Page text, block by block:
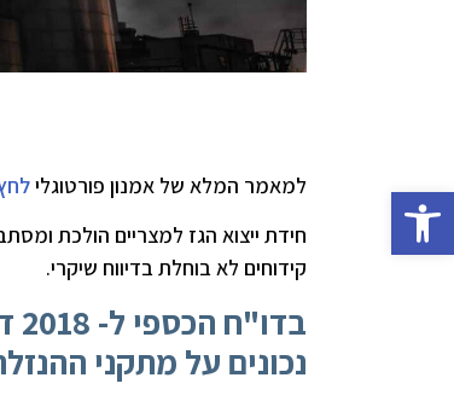
פתח סרגל נגישותלמאמר המלא של אמנון פורטוגלי
חידת ייצוא הגז למצריים הולכת
קידוחים לא בוחלת בדיווח שיקרי.
נכונים על מתקני